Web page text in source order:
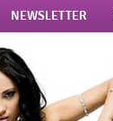
NEWSLETTER